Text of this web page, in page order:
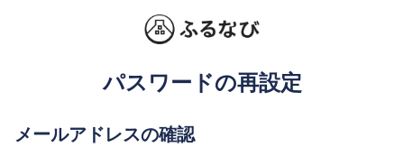
パスワードの再設定
メールアドレスの確認